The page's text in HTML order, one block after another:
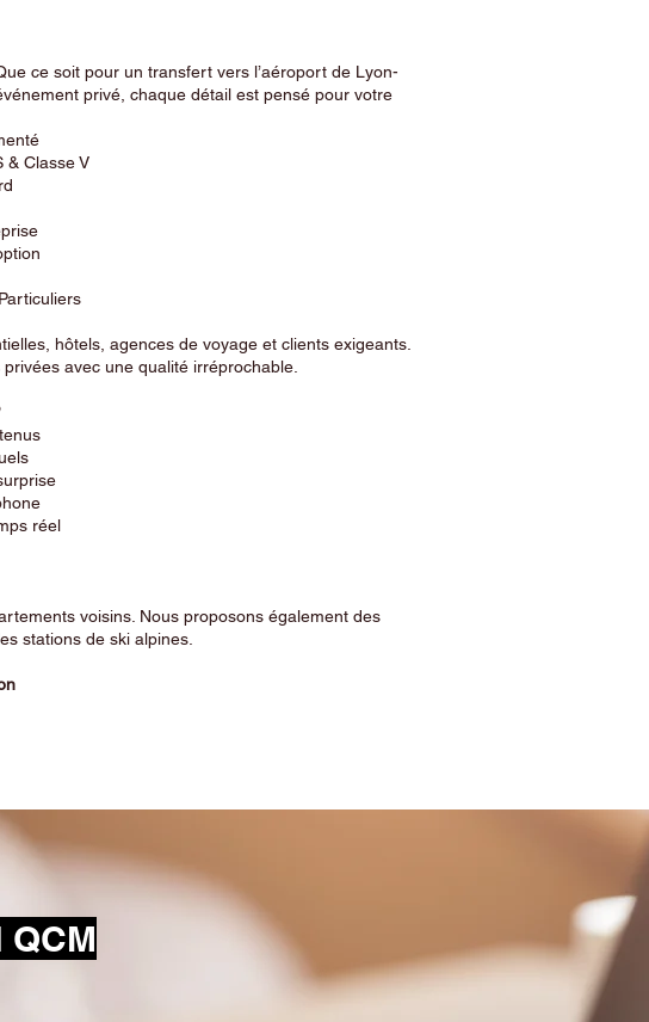
ce soit pour un transfert vers l’aéroport de Lyon-
privé, chaque détail est pensé pour votre
Classe V
hôtels, agences de voyage et clients exigeants.
avec une qualité irréprochable.
réel
voisins. Nous proposons également des
stations de ski alpines.
QCM